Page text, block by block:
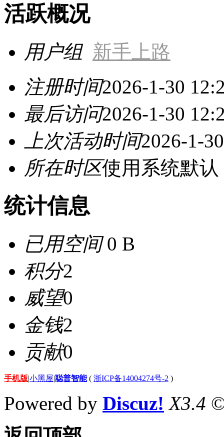
活跃概况
用户组 新手上路
注册时间2026-1-30
最后访问2026-1-30
上次活动时间2026-1-
所在时区使用系统默认
统计信息
已用空间0 B
积分2
威望0
金钱2
贡献0
手机版|小黑屋|聪普智能( 浙ICP备14004274号-2 )
Powered by Discuz! X3.4